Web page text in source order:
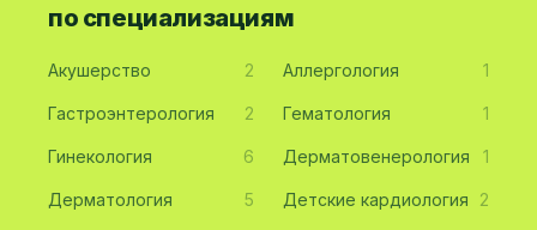
по специализациям
Акушерство 2 Аллергология 1
Гастроэнтерология 2 Гематология 1
Гинекология 6 Дерматовенерология 1
Дерматология 5 Детские кардиология 2